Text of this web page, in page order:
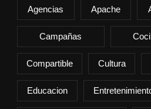
Agencias Apache
Campañas
Compartible Cultura
Educacion